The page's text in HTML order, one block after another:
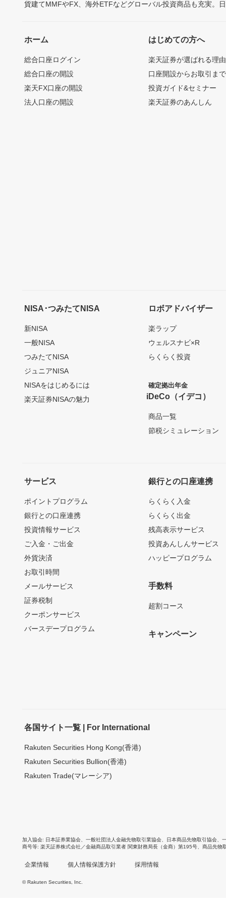
貨建てMMFやFX、海外ETFなどグローバル投資商品も充実。
ホーム
総合口座ログイン
総合口座の開設
楽天FX口座の開設
法人口座の開設
はじめての方へ
楽天証券が選ばれる理由
口座開設からお取引ま
投資ガイド&セミナー
楽天証券のあんしん
NISA･つみたてNISA
新NISA
一般NISA
つみたてNISA
ジュニアNISA
NISAをはじめるには
楽天証券NISAの魅力
ロボアドバイザー
楽ラップ
ウェルスナビ×R
らくらく投資
確定拠出年金
iDeCo（イデコ）
商品一覧
節税シミュレーション
サービス
ポイントプログラム
銀行との口座連携
投資情報サービス
ご入金・ご出金
外貨決済
お取引時間
メールサービス
証券税制
クーポンサービス
バースデープログラム
銀行との口座連携
らくらく入金
らくらく出金
残高表示サービス
投資あんしんサービス
ハッピープログラム
手数料
超割コース
キャンペーン
各国サイト一覧 | For International
Rakuten Securities Hong Kong(香港)
Rakuten Securities Bullion(香港)
Rakuten Trade(マレーシア)
加入協会 日本証券業協会 一般社団法人金融先物取引業協会 日本商品先物取引協会
商号等 楽天証券株式会社／金融商品取引業者 関東財務局長（金商）第195号、商品先物
企業情報 個人情報保護方針 採用情報
© Rakuten Securities, Inc.